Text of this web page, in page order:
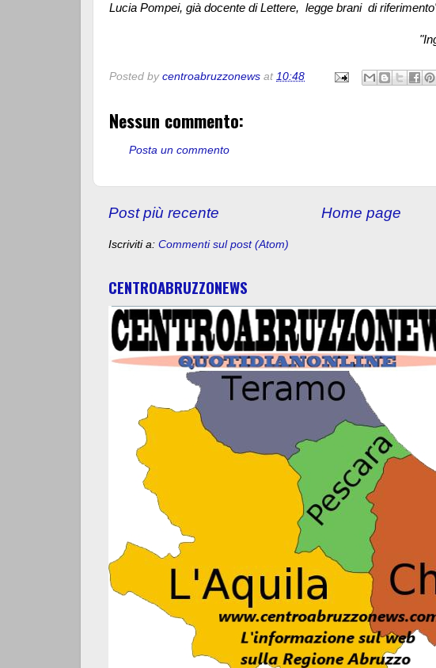
Lucia Pompei, già docente di Lettere, legge brani di
"Ingresso
Posted by centroabruzzonews at 10:48
Nessun commento:
Posta un commento
Post più recente Home page
Iscriviti a: Commenti sul post (Atom)
CENTROABRUZZONEWS